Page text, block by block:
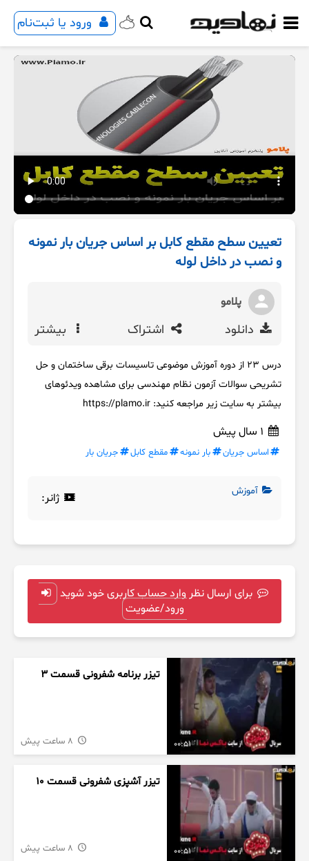
ورود یا ثبت‌نام
تعیین سطح مقطع کابل بر اساس جریان بار نمونه
و نصب در داخل لوله
پلامو
دانلود اشتراک بیشتر
درس 23 از دوره آموزش موضوعی تاسیسات برقی ساختمان و حل
تشریحی سوالات آزمون نظام مهندسی برای مشاهده ویدئوهای
بیشتر به سایت زیر مراجعه کنید: https://plamo.ir
اساس جریان بار نمونه مقطع کابل جریان بار
آموزش ژانر:
برای ارسال نظر وارد حساب کاربری خود شوید
ورود/عضویت
00:51
تیزر برنامه شفرونی قسمت ۳
00:51
تیزر آشپزی شفرونی قسمت ۱۰